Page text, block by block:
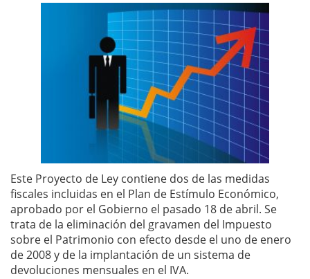
Este Proyecto de Ley contiene dos de las medidas
fiscales incluidas en el Plan de Estímulo Económico,
aprobado por el Gobierno el pasado 18 de abril. Se
trata de la eliminación del gravamen del Impuesto
sobre el Patrimonio con efecto desde el uno de enero
de 2008 y de la implantación de un sistema de
devoluciones mensuales en el IVA.